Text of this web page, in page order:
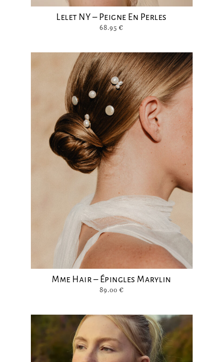
Lelet NY – Peigne En Perles
68.95 €
Mme Hair – Épingles Marylin
89.00 €